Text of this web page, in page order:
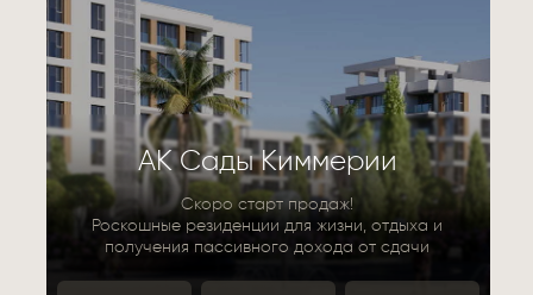
Скоро старт продаж!
Роскошные резиденции для жизни, отдыха и
получения пассивного дохода от сдачи
АK Сады Киммерии